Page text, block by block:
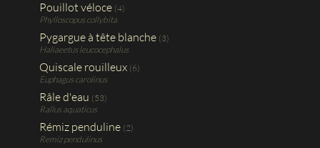
Pouillot véloce (4)
Phylloscopus collybita
Pygargue à tête blanche (3)
Haliaeetus leucocephalus
Quiscale rouilleux (6)
Euphagus carolinus
Râle d'eau (53)
Rallus aquaticus
Rémiz penduline (2)
Remiz pendulinus